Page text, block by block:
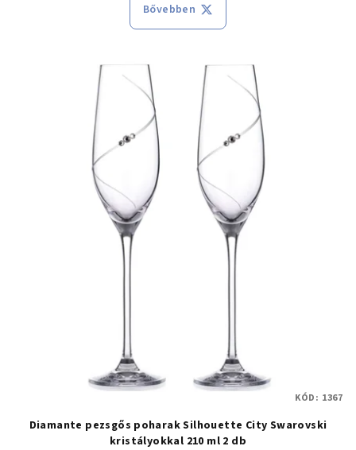
Bővebben
Diamante pezsgős poharak Silhouette City Swarovski
kristályokkal 210 ml 2 db
KÓD: 1367